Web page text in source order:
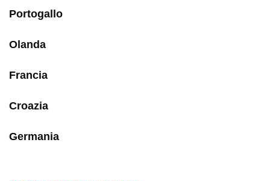
Portogallo
Olanda
Francia
Croazia
Germania